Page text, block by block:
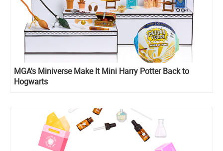
MGA's Miniverse Make It Mini Harry Potter Back to
Hogwarts